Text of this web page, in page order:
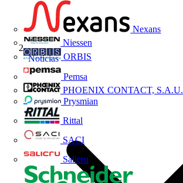
Nexans
Niessen
ORBIS
Pemsa
PHOENIX CONTACT, S.A.U.
Prysmian
Rittal
SACI
Salicru
Noticias